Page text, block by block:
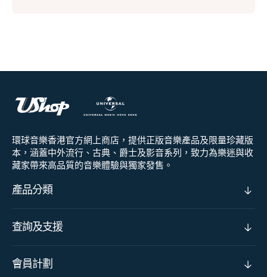
環球音樂香港官方網上商店，提供正版音樂產品及限量珍藏版
本，涵蓋中外流行、古典、爵士及影音系列，致力為樂迷與收
藏家帶來高品質的音樂體驗與獨家發售。
產品分類
查詢及支援
會員計劃